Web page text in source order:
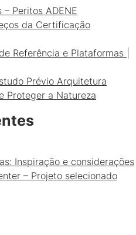
Peritos ADENE
da Certificação
Referência e Plataformas |
Prévio Arquitetura
Proteger a Natureza
Inspiração e considerações
– Projeto selecionado